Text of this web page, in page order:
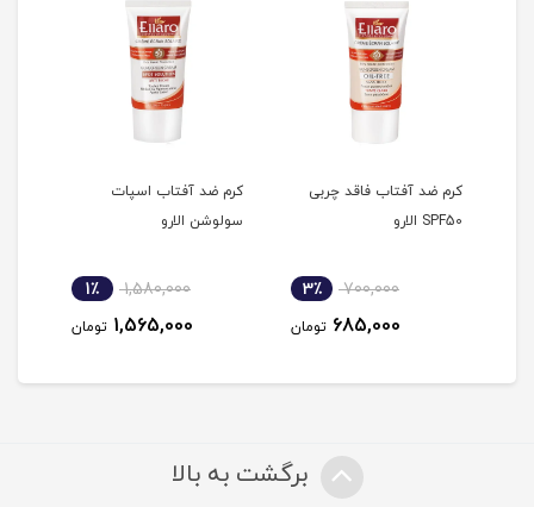
کرم ضد آفتاب فاقد چربی
SPF50 الارو
700,000 3٪
685,000 تومان
کرم ضد آفتاب اسپات
سولوشن الارو
1,580,000 1٪
1,565,000 تومان
برگشت به بالا